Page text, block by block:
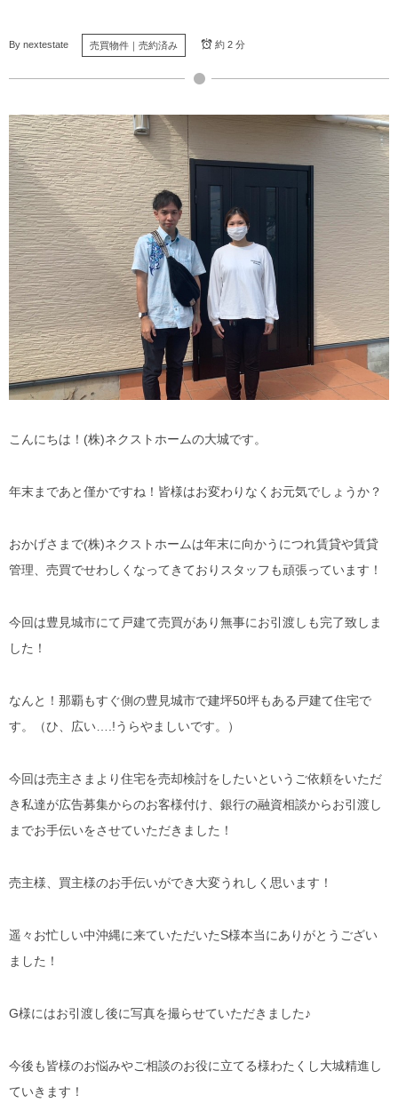
By nextestate 売買物件｜売約済み 約 2 分
こんにちは！(株)ネクストホームの大城です。
年末まであと僅かですね！皆様はお変わりなくお元気でしょうか？
おかげさまで(株)ネクストホームは年末に向かうにつれ賃貸や賃貸
管理、売買でせわしくなってきておりスタッフも頑張っています！
今回は豊見城市にて戸建て売買があり無事にお引渡しも完了致しま
した！
なんと！那覇もすぐ側の豊見城市で建坪50坪もある戸建て住宅で
す。（ひ、広い….!うらやましいです。）
今回は売主さまより住宅を売却検討をしたいというご依頼をいただ
き私達が広告募集からのお客様付け、銀行の融資相談からお引渡し
までお手伝いをさせていただきました！
売主様、買主様のお手伝いができ大変うれしく思います！
遥々お忙しい中沖縄に来ていただいたS様本当にありがとうござい
ました！
G様にはお引渡し後に写真を撮らせていただきました♪
今後も皆様のお悩みやご相談のお役に立てる様わたくし大城精進し
ていきます！